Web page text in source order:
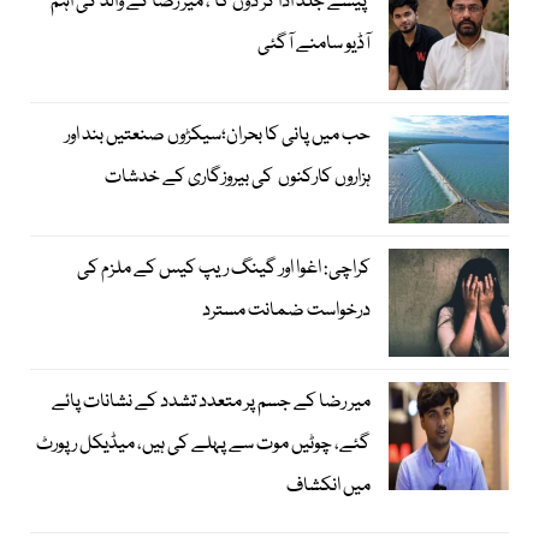
آڈیو سامنے آگئی
حب میں پانی کا بحران؛سیکڑوں صنعتیں بند اور
ہزاروں کارکنوں کی بیروزگاری کے خدشات
کراچی: اغوا اور گینگ ریپ کیس کے ملزم کی
درخواست ضمانت مسترد
میر رضا کے جسم پر متعدد تشدد کے نشانات پائے
گئے، چوٹیں موت سے پہلے کی ہیں، میڈیکل رپورٹ
میں انکشاف